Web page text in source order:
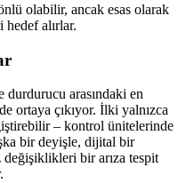
olabilir, ancak esas olarak
alırlar.
arasındaki en
ortaya çıkıyor. İlki yalnızca
– kontrol ünitelerinde
bir deyişle, dijital bir
değişiklikleri bir arıza tespit